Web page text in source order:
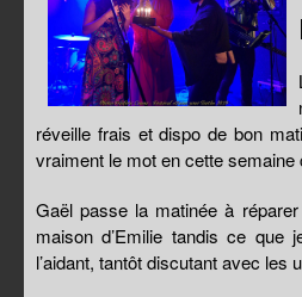
réveille frais et dispo de bon
vraiment le mot en cette semaine
Gaël passe la matinée à
maison d’Emilie tandis ce
l’aidant, tantôt discutant avec les